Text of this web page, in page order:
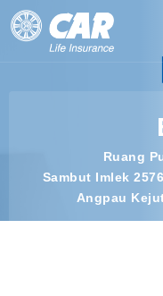
Ruang
Sambut Imlek
Angpau